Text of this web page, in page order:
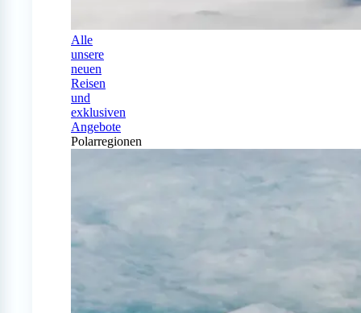
Alle
unsere
neuen
Reisen
und
exklusiven
Angebote
Polarregionen